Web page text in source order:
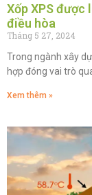
Xốp XPS được
điều hòa
Tháng 5 27, 2024
Trong ngành xây
hợp đóng vai trò
Xem thêm »